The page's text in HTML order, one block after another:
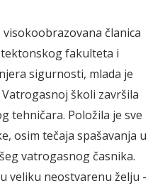
visokoobrazovana članica
fakulteta i
sigurnosti, mlada je
školi završila
tehničara. Položila je sve
osim tečaja spašavanja u
vatrogasnog časnika.
veliku neostvarenu želju -